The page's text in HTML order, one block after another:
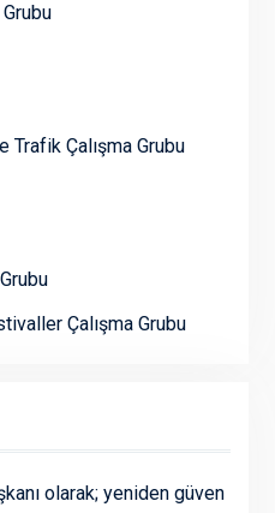
Trafik Çalışma Grubu
Çalışma Grubu
olarak; yeniden güven